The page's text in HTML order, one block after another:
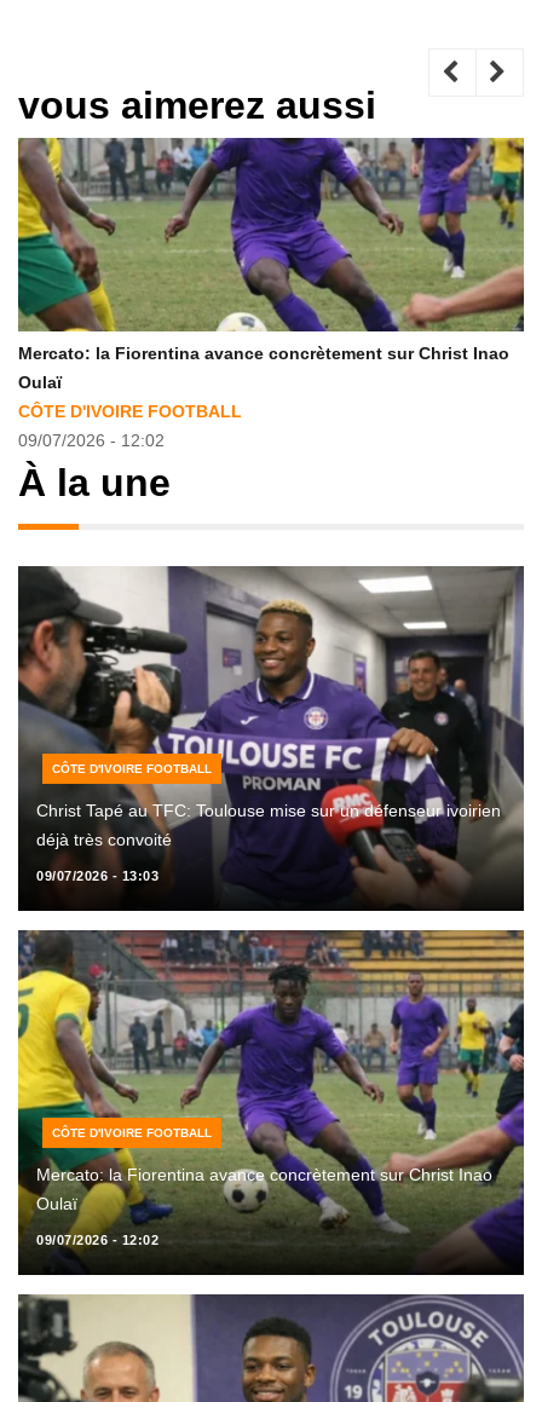
vous aimerez aussi
Norvège – Angleterre: les Three Lions face au plus grand
défi norvégien
CÔTE D'IVOIRE FOOTBALL
08/07/2026 - 21:09
À la une
CÔTE D'IVOIRE FOOTBALL
Christ Tapé au TFC: Toulouse mise sur un défenseur ivoirien
déjà très convoité
09/07/2026 - 13:03
CÔTE D'IVOIRE FOOTBALL
Mercato: la Fiorentina avance concrètement sur Christ Inao
Oulaï
09/07/2026 - 12:02